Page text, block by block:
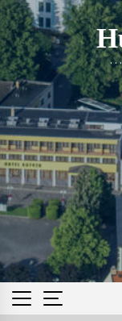
Skip
to
content
. .